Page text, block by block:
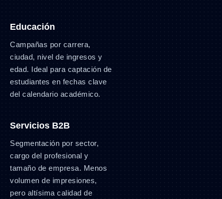
Educación
Campañas por carrera,
ciudad, nivel de ingresos y
edad. Ideal para captación de
estudiantes en fechas clave
del calendario académico.
Servicios B2B
Segmentación por sector,
cargo del profesional y
tamaño de empresa. Menos
volumen de impresiones,
pero altísima calidad de